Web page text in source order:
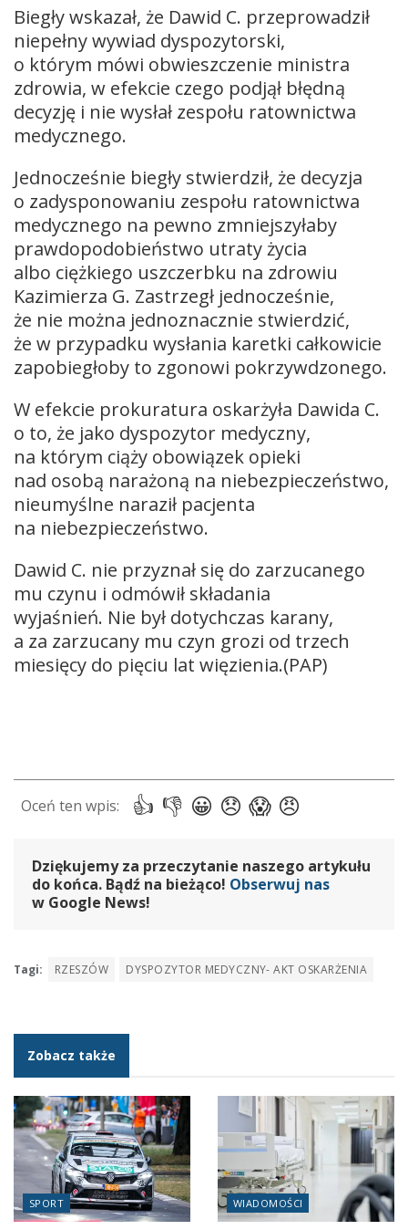
Biegły wskazał, że Dawid C. przeprowadził
niepełny wywiad dyspozytorski,
o którym mówi obwieszczenie ministra
zdrowia, w efekcie czego podjął błędną
decyzję i nie wysłał zespołu ratownictwa
medycznego.
Jednocześnie biegły stwierdził, że decyzja
o zadysponowaniu zespołu ratownictwa
medycznego na pewno zmniejszyłaby
prawdopodobieństwo utraty życia
albo ciężkiego uszczerbku na zdrowiu
Kazimierza G. Zastrzegł jednocześnie,
że nie można jednoznacznie stwierdzić,
że w przypadku wysłania karetki całkowicie
zapobiegłoby to zgonowi pokrzywdzonego.
W efekcie prokuratura oskarżyła Dawida C.
o to, że jako dyspozytor medyczny,
na którym ciąży obowiązek opieki
nad osobą narażoną na niebezpieczeństwo,
nieumyślne naraził pacjenta
na niebezpieczeństwo.
Dawid C. nie przyznał się do zarzucanego
mu czynu i odmówił składania
wyjaśnień. Nie był dotychczas karany,
a za zarzucany mu czyn grozi od trzech
miesięcy do pięciu lat więzienia.(PAP)
Dziękujemy za przeczytanie naszego artykułu
do końca. Bądź na bieżąco! Obserwuj nas
w Google News!
Tagi: RZESZÓW DYSPOZYTOR MEDYCZNY- AKT OSKARŻENIA
Zobacz także
SPORT WIADOMOŚCI